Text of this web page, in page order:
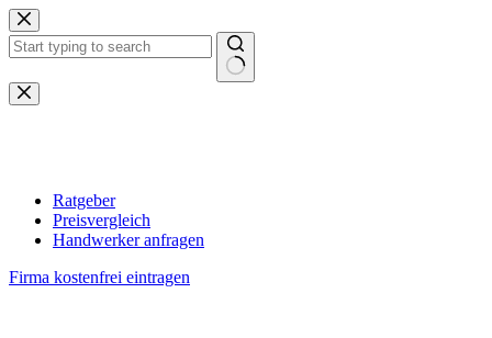
Zum
Inhalt
springen
Keine
Ergebnisse
Ratgeber
Preisvergleich
Handwerker anfragen
Firma kostenfrei eintragen